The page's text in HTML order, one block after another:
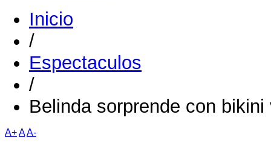
Inicio
/
Espectaculos
/
Belinda sorprende con
A+AA-